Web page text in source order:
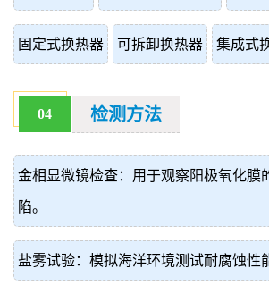
固定式换热器 可拆卸换热器 集成式
04 检测方法
金相显微镜检查：用于观察阳极氧化膜
陷。
盐雾试验：模拟海洋环境测试耐腐蚀性